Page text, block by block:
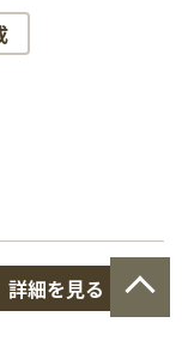
詳細を見る